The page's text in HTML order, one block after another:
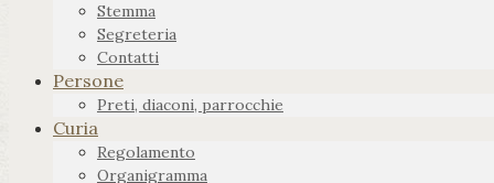
Stemma
Segreteria
Contatti
Persone
Preti, diaconi, parrocchie
Curia
Regolamento
Organigramma